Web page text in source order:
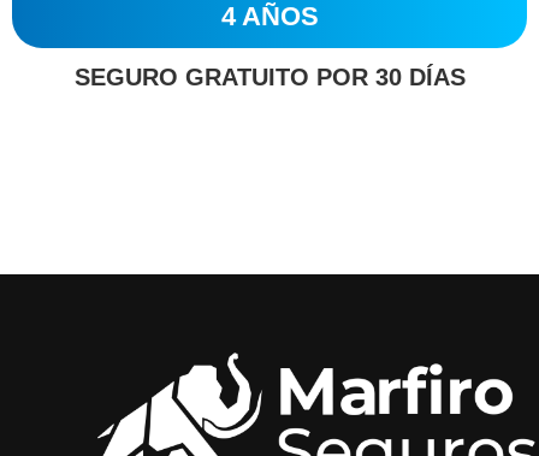
4 AÑOS
SEGURO GRATUITO POR 30 DÍAS